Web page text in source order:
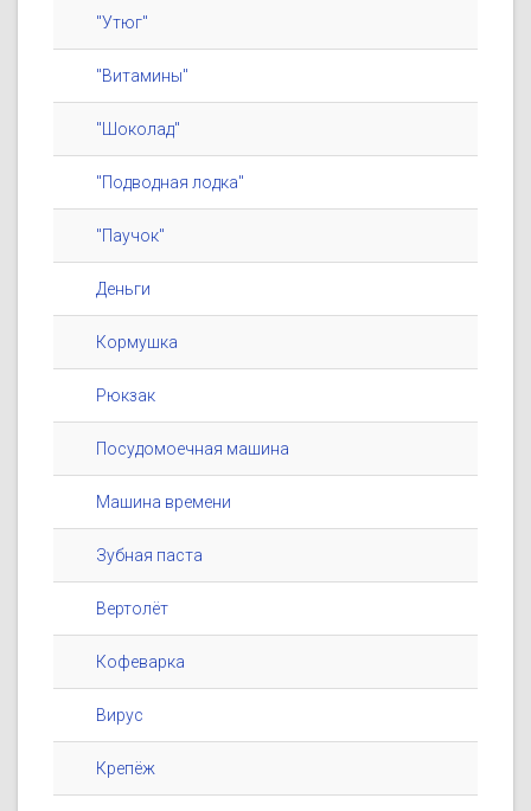
"Утюг"
"Витамины"
"Шоколад"
"Подводная лодка"
"Паучок"
Деньги
Кормушка
Рюкзак
Посудомоечная машина
Машина времени
Зубная паста
Вертолёт
Кофеварка
Вирус
Крепёж